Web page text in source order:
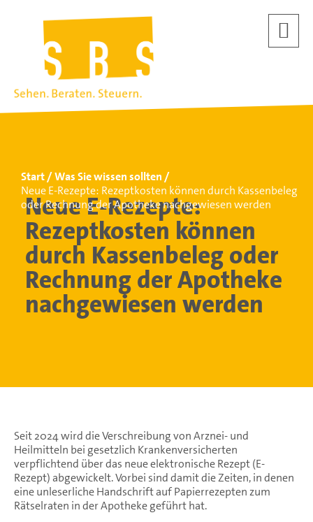
Start
Was Sie wissen sollten
Neue E-Rezepte: Rezeptkosten können durch Kassenbeleg
oder Rechnung der Apotheke nachgewiesen werden
Neue E-Rezepte:
Rezeptkosten können
durch Kassenbeleg oder
Rechnung der Apotheke
nachgewiesen werden
Seit 2024 wird die Verschreibung von Arznei- und
Heilmitteln bei gesetzlich Krankenversicherten
verpflichtend über das neue elektronische Rezept (E-
Rezept) abgewickelt. Vorbei sind damit die Zeiten, in denen
eine unleserliche Handschrift auf Papierrezepten zum
Rätselraten in der Apotheke geführt hat.